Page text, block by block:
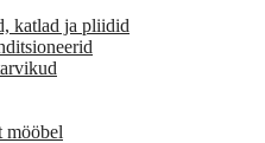
katlad ja pliidid
mööbel